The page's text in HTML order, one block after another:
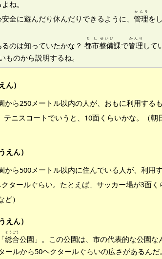
ね。
全に遊んだり休んだりできるように、 管理
かんり
を
のは知っていたかな？ 都市
とし
整備
せいび
課で管理
かんり
して
ものから説明するね。
ん）
から250メートル以内の人が、おもに利用する
ニスコートでいうと、10面くらいかな。（朝
えん）
ら500メートル以内に住んでいる人が、利用す
タールぐらい。たとえば、サッカー場が3面く
ど）
えん）
総合
そうごう
公園」。この公園は、市の代表的な公園な
ールから50ヘクタールぐらいの広さがあるんだ